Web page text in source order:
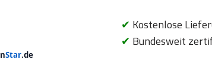
Star.de
✔ Kostenlose
✔ Bundesweit